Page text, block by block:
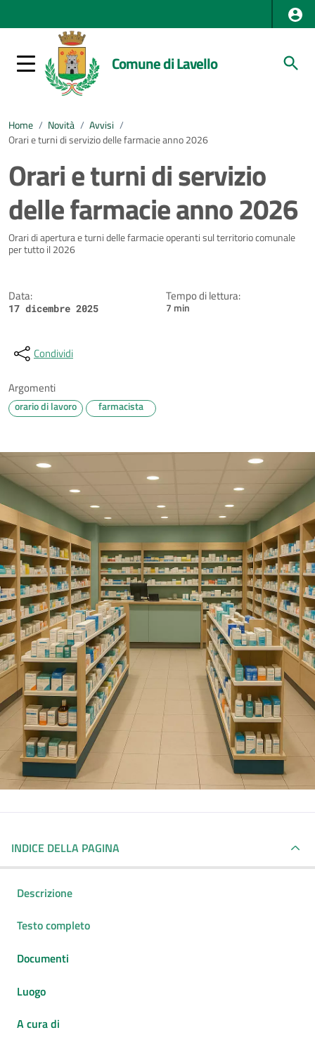
Comune di Lavello
Home / Novità / Avvisi /
Orari e turni di servizio delle farmacie anno 2026
Orari e turni di servizio
delle farmacie anno 2026
Dettagli della notizia
Orari di apertura e turni delle farmacie operanti sul territorio comunale
per tutto il 2026
Data:
17 dicembre 2025
Tempo di lettura:
7 min
Condividi
Argomenti
orario di lavoro farmacista
INDICE DELLA PAGINA
Descrizione
Testo completo
Documenti
Luogo
A cura di